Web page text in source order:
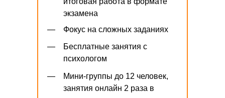
—
Фокус на сложных заданиях
—
Бесплатные занятия с
психологом
экзамена
—
Мини-группы до 12 человек,
занятия онлайн 2 раза в